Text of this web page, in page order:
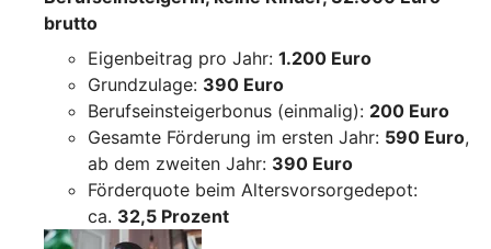
brutto
Eigenbeitrag pro Jahr: 1.200 Euro
Grundzulage: 390 Euro
Berufseinsteigerbonus (einmalig): 200 Euro
Gesamte Förderung im ersten Jahr: 590 Euro,
ab dem zweiten Jahr: 390 Euro
Förderquote beim Altersvorsorgedepot:
ca. 32,5 Prozent